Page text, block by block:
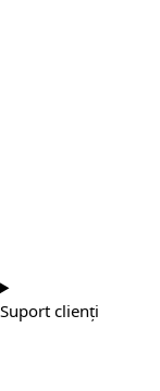
Suport clienți